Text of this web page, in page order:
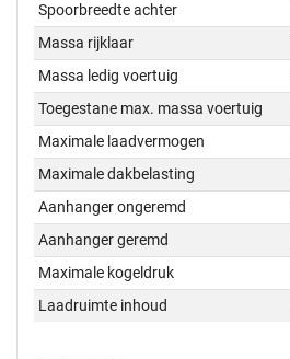
Spoorbreedte achter
Massa rijklaar
Massa ledig voertuig
Toegestane max. massa voertuig
Maximale laadvermogen
Maximale dakbelasting
Aanhanger ongeremd
Aanhanger geremd
Maximale kogeldruk
Laadruimte inhoud